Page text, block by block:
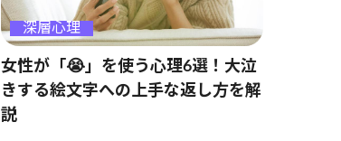
深層心理
女性が「😭」を使う心理6選！大泣
きする絵文字への上手な返し方を解
説